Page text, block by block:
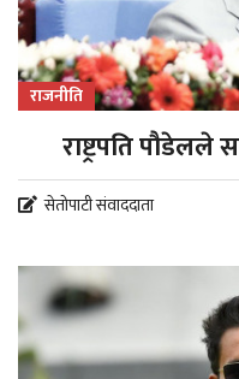
राजनीति
राष्ट्रपति पौडेलले
सेतोपाटी संवाददाता